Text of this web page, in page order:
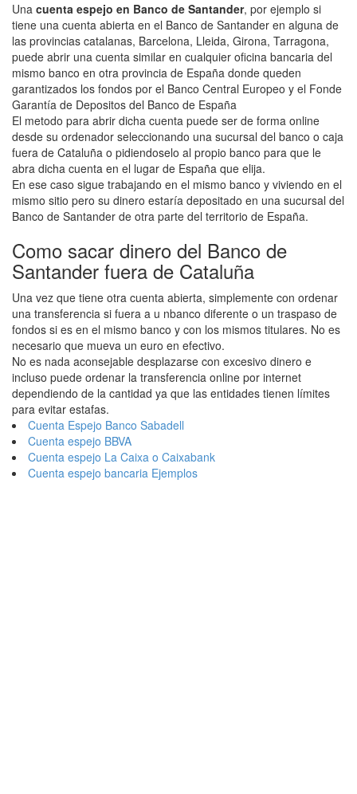
Una cuenta espejo en Banco de Santander, por ejemplo si
tiene una cuenta abierta en el Banco de Santander en alguna de
las provincias catalanas, Barcelona, Lleida, Girona, Tarragona,
puede abrir una cuenta similar en cualquier oficina bancaria del
mismo banco en otra provincia de España donde queden
garantizados los fondos por el Banco Central Europeo y el Fonde
Garantía de Depositos del Banco de España
El metodo para abrir dicha cuenta puede ser de forma online
desde su ordenador seleccionando una sucursal del banco o caja
fuera de Cataluña o pidiendoselo al propio banco para que le
abra dicha cuenta en el lugar de España que elija.
En ese caso sigue trabajando en el mismo banco y viviendo en el
mismo sitio pero su dinero estaría depositado en una sucursal del
Banco de Santander de otra parte del territorio de España.
Como sacar dinero del Banco de
Santander fuera de Cataluña
Una vez que tiene otra cuenta abierta, simplemente con ordenar
una transferencia si fuera a u nbanco diferente o un traspaso de
fondos si es en el mismo banco y con los mismos titulares. No es
necesario que mueva un euro en efectivo.
No es nada aconsejable desplazarse con excesivo dinero e
incluso puede ordenar la transferencia online por internet
dependiendo de la cantidad ya que las entidades tienen límites
para evitar estafas.
Cuenta Espejo Banco Sabadell
Cuenta espejo BBVA
Cuenta espejo La Caixa o Caixabank
Cuenta espejo bancaria Ejemplos